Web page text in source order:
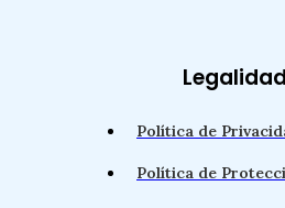
Política de
Política de